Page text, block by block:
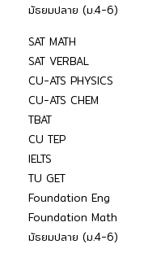
มัธยมปลาย (ม.4-6)
SAT MATH
SAT VERBAL
CU-ATS PHYSICS
CU-ATS CHEM
TBAT
CU TEP
IELTS
TU GET
Foundation Eng
Foundation Math
มัธยมปลาย (ม.4-6)